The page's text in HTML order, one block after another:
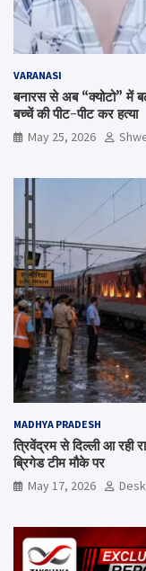
VARANASI
बनारस से अब “क्योटो” में
बच्चें की पीट-पीट कर हत्या
May 25, 2026
MADHYA PRADESH
त्रिवेंद्रम से दिल्ली आ
ब्रिगेड टीम मौके पर
May 17, 2026